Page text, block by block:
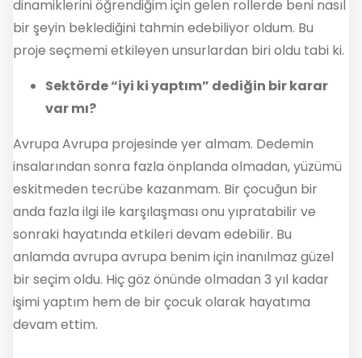
dinamiklerini öğrendiğim için gelen rollerde beni nasıl
bir şeyin beklediğini tahmin edebiliyor oldum. Bu
proje seçmemi etkileyen unsurlardan biri oldu tabi ki.
Sektörde “iyi ki yaptım” dediğin bir karar
var mı?
Avrupa Avrupa projesinde yer almam. Dedemin
insalarından sonra fazla önplanda olmadan, yüzümü
eskitmeden tecrübe kazanmam. Bir çocuğun bir
anda fazla ilgi ile karşılaşması onu yıpratabilir ve
sonraki hayatında etkileri devam edebilir. Bu
anlamda avrupa avrupa benim için inanılmaz güzel
bir seçim oldu. Hiç göz önünde olmadan 3 yıl kadar
işimi yaptım hem de bir çocuk olarak hayatıma
devam ettim.